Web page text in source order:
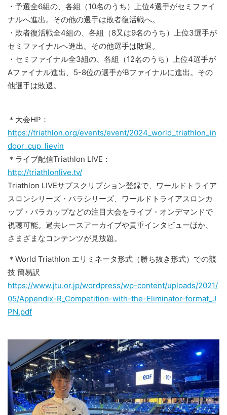
・予選全6組の、各組（10名のうち）上位4選手がセミファイ
ナルへ進出。その他の選手は敗者復活戦へ。
・敗者復活戦全4組の、各組（8又は9名のうち）上位3選手が
セミファイナルへ進出。その他選手は敗退。
・セミファイナル全3組の、各組（12名のうち）上位4選手が
Aファイナル進出、5-8位の選手がBファイナルに進出。その
他選手は敗退。
＊大会HP：
https://triathlon.org/events/event/2024_world_triathlon_in
door_cup_lievin
＊ライブ配信Triathlon LIVE：
http://triathlonlive.tv/
Triathlon LIVEサブスクリプション登録で、ワールドトライア
スロンシリーズ・パラシリーズ、ワールドトライアスロンカ
ップ・パラカップなどの注目大会をライブ・オンデマンドで
視聴可能。過去レースアーカイブや貴重インタビューほか、
さまざまなコンテンツが見放題。
＊World Triathlon エリミネータ形式（勝ち抜き形式）での競
技 簡易訳
https://www.jtu.or.jp/wordpress/wp-content/uploads/2021/
05/Appendix-R_Competition-with-the-Eliminator-format_J
PN.pdf